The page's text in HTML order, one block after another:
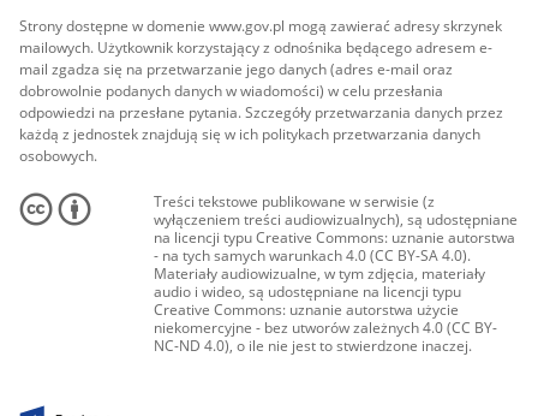
Strony dostępne w domenie www.gov.pl mogą zawierać adresy skrzynek
mailowych. Użytkownik korzystający z odnośnika będącego adresem e-
mail zgadza się na przetwarzanie jego danych (adres e-mail oraz
dobrowolnie podanych danych w wiadomości) w celu przesłania
odpowiedzi na przesłane pytania. Szczegóły przetwarzania danych przez
każdą z jednostek znajdują się w ich politykach przetwarzania danych
osobowych.
Treści tekstowe publikowane w serwisie (z
wyłączeniem treści audiowizualnych), są udostępniane
na licencji typu Creative Commons: uznanie autorstwa
- na tych samych warunkach 4.0 (CC BY-SA 4.0).
Materiały audiowizualne, w tym zdjęcia, materiały
audio i wideo, są udostępniane na licencji typu
Creative Commons: uznanie autorstwa użycie
niekomercyjne - bez utworów zależnych 4.0 (CC BY-
NC-ND 4.0), o ile nie jest to stwierdzone inaczej.